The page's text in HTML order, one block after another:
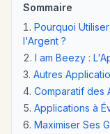
Sommaire
Pourquoi
l'Argent ?
I am Beezy :
Autres
Comparatif des
Applications à
Maximiser Ses